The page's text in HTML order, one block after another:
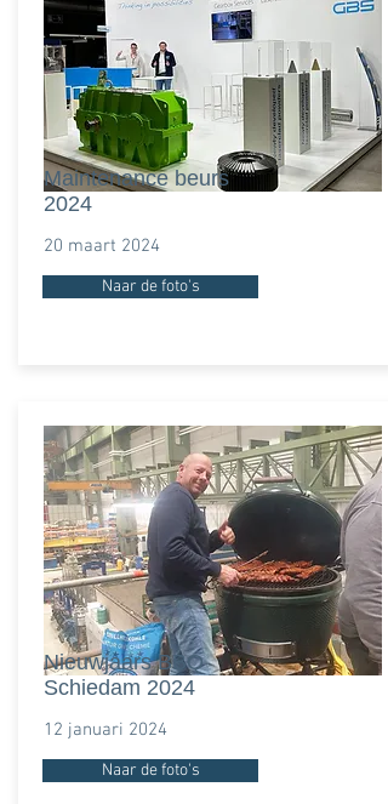
Maintenance beurs
2024
20 maart 2024
Naar de foto's
Nieuwjaars BBQ
Schiedam 2024
12 januari 2024
Naar de foto's